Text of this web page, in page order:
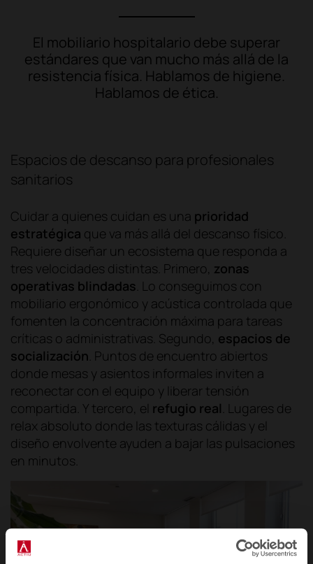
El mobiliario hospitalario debe superar
estándares que van mucho más allá de la
resistencia física. Hablamos de higiene.
Hablamos de ética.
Espacios de descanso para profesionales
sanitarios
Cuidar a quienes cuidan es una prioridad
estratégica que va más allá del descanso físico.
Requiere diseñar un ecosistema que responda a
tres velocidades distintas. Primero, zonas
operativas blindadas. Lo conseguimos con
mobiliario ergonómico y acústica controlada que
fomenten la concentración máxima para tareas
críticas o administrativas. Segundo, espacios de
socialización. Puntos de encuentro abiertos
donde mesas y asientos informales inviten a
reconectar con el equipo y liberar tensión
compartida. Y tercero, el refugio real. Lugares de
relax absoluto donde las texturas cálidas y el
diseño envolvente ayuden a bajar las pulsaciones
en minutos.